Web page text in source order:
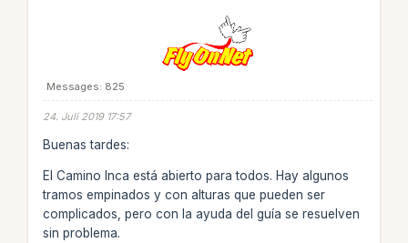
Messages: 825
24. Juli 2019 17:57
Buenas tardes:
El Camino Inca está abierto para todos. Hay algunos
tramos empinados y con alturas que pueden ser
complicados, pero con la ayuda del guía se resuelven
sin problema.